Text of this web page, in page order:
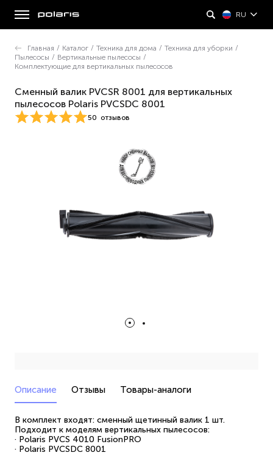
RU
Главная / Каталог / Техника для дома / Техника для уборки /
Пылесосы / Вертикальные пылесосы /
Комплектующие для вертикальных пылесосов
Сменный валик PVCSR 8001 для вертикальных
пылесосов Polaris PVCSDC 8001
50 отзывов
Описание Отзывы Товары-аналоги
В комплект входят: сменный щетинный валик 1 шт.
Подходит к моделям вертикальных пылесосов:
· Polaris PVCS 4010 FusionPRO
· Polaris PVCSDC 8001